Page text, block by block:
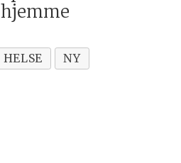
hjemme
HELSE
NY